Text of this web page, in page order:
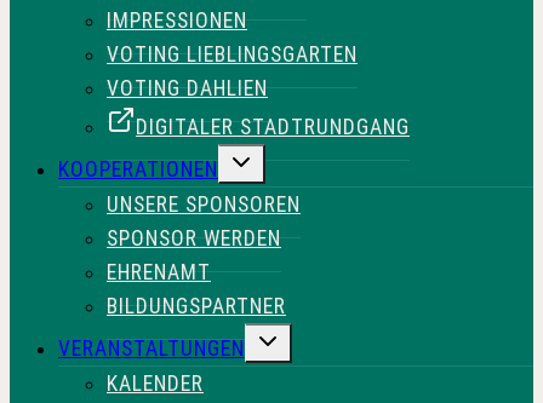
IMPRESSIONEN
VOTING LIEBLINGSGARTEN
VOTING DAHLIEN
DIGITALER STADTRUNDGANG
KOOPERATIONEN
UNTERMENÜ
UNSERE SPONSOREN
SPONSOR WERDEN
EHRENAMT
BILDUNGSPARTNER
VERANSTALTUNGEN
UNTERMENÜ
KALENDER